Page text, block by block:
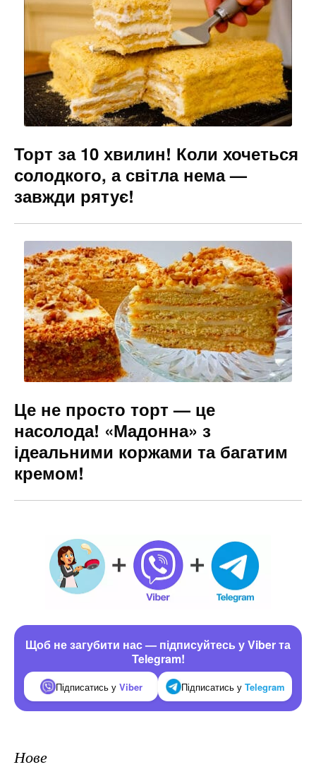
Торт за 10 хвилин! Коли хочеться
солодкого, а світла нема —
завжди рятує!
Це не просто торт — це
насолода! «Мадонна» з
ідеальними коржами та багатим
кремом!
Щоб не загубити нас — підписуйтесь у Viber та
Telegram!
Підписатись у Viber Підписатись у Telegram
Нове